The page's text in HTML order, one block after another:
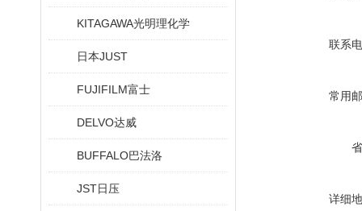
KITAGAWA光明理化学
日本JUST
FUJIFILM富士
DELVO达威
BUFFALO巴法洛
JST日压
联系
常用
详细